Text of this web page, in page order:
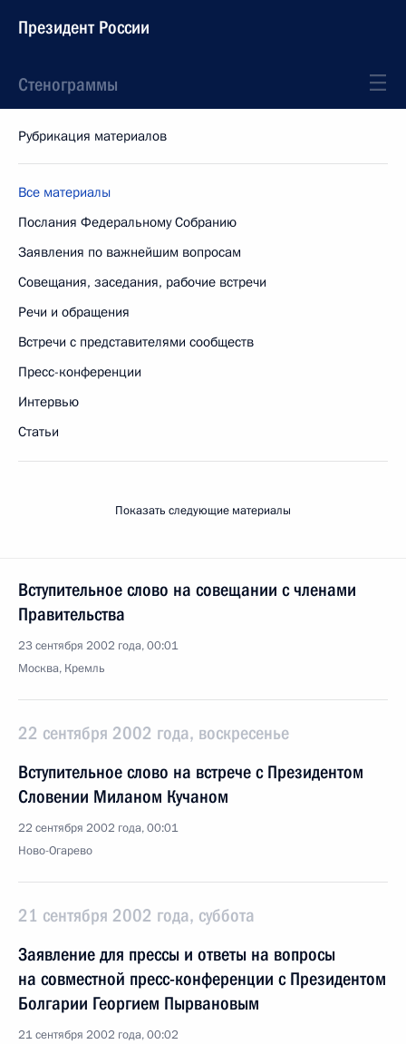
Президент России
Стенограммы
Рубрикация материалов
Все материалы
Послания Федеральному Собранию
Заявления по важнейшим вопросам
Совещания, заседания, рабочие встречи
Речи и обращения
Встречи с представителями сообществ
Пресс-конференции
Интервью
Статьи
Показать следующие материалы
Вступительное слово на совещании с членами
Правительства
23 сентября 2002 года, 00:01
Москва, Кремль
22 сентября 2002 года, воскресенье
Вступительное слово на встрече с Президентом
Словении Миланом Кучаном
22 сентября 2002 года, 00:01
Ново-Огарево
21 сентября 2002 года, суббота
Заявление для прессы и ответы на вопросы
на совместной пресс-конференции с Президентом
Болгарии Георгием Пырвановым
21 сентября 2002 года, 00:02